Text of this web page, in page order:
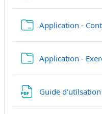
Application -
Application -
Guide